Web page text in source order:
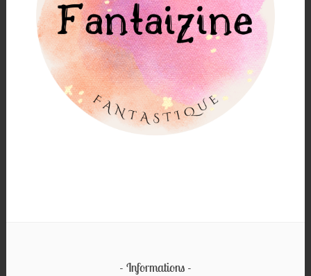
Informations